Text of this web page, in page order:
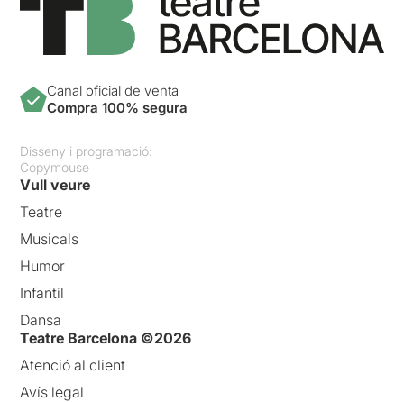
Canal oficial de venta
Compra 100% segura
Disseny i programació:
Copymouse
Vull veure
Teatre
Musicals
Humor
Infantil
Dansa
Teatre Barcelona ©2026
Atenció al client
Avís legal